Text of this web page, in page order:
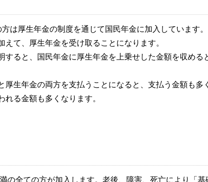
は厚生年金の制度を通じて国民年金に加入しています
えて、厚生年金を受け取ることになります。
すると、国民年金に厚生年金を上乗せした金額を収める
厚生年金の両方を支払うことになると、支払う金額も多
れる金額も多くなります。
の全ての方が加入します。老後、障害、死亡により「